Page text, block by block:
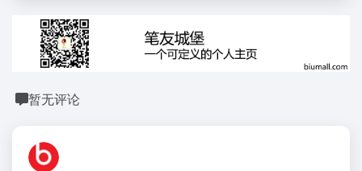
暂无评论